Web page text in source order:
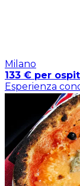
Milano
133 € per
Esperienza